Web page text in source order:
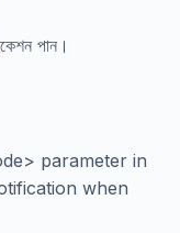
পান।
parameter in
when